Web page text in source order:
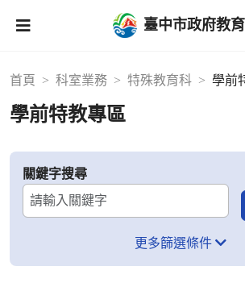
臺中市政府教
首頁 科室業務 特殊教育科 學前
學前特教專區
關鍵字搜尋
更多篩選條件